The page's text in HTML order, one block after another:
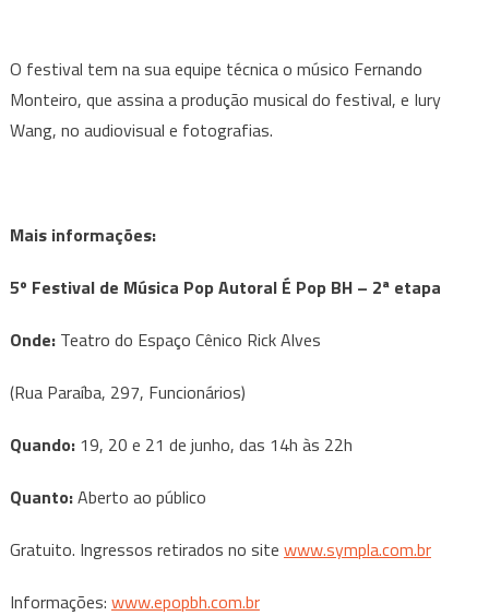
O festival tem na sua equipe técnica o músico Fernando
Monteiro, que assina a produção musical do festival, e Iury
Wang, no audiovisual e fotografias.
Mais informações:
5º Festival de Música Pop Autoral É Pop BH – 2ª etapa
Onde: Teatro do Espaço Cênico Rick Alves
(Rua Paraíba, 297, Funcionários)
Quando:19, 20 e 21 de junho, das 14h às 22h
Quanto:Aberto ao público
Gratuito. Ingressos retirados no site www.sympla.com.br
Informações: www.epopbh.com.br